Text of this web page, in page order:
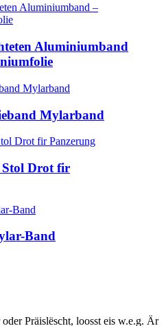
Aluminiumband
Mylarband
Stol Drot fir
Band
Präislëscht, loosst eis w.e.g. Är